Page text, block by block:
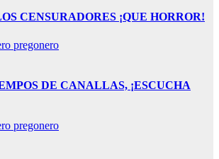
CENSURADORES ¡QUE HORROR!
pregonero
DE CANALLAS, ¡ESCUCHA
pregonero